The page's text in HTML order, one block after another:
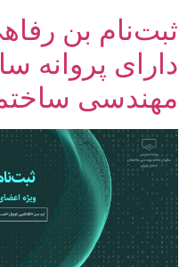
ثبت‌نام بن
دارای پروانه
مهندسی